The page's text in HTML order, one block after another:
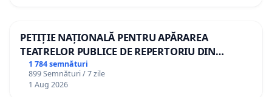
PETIȚIE NAȚIONALĂ PENTRU APĂRAREA
TEATRELOR PUBLICE DE REPERTORIU DIN
ROMÂNIA
1 784 semnături
899 Semnături / 7 zile
1 Aug 2026